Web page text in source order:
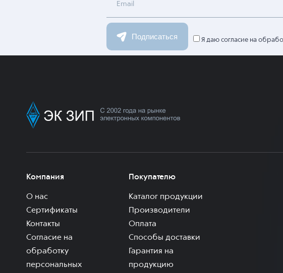
Email
Подписаться Я даю согласие на
Компания
О нас
Сертификаты
Контакты
Согласие на
обработку
персональных
Покупателю
Каталог продукции
Производители
Оплата
Способы доставки
Гарантия на
продукцию